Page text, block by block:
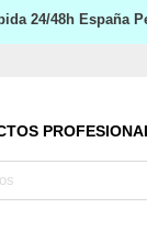
24/48h España